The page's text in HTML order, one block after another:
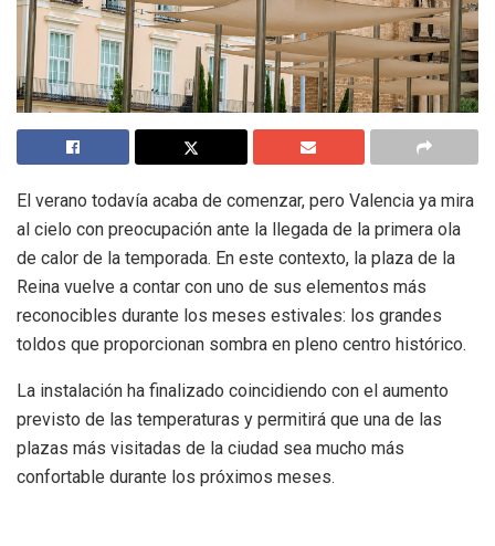
El verano todavía acaba de comenzar, pero Valencia ya mira
al cielo con preocupación ante la llegada de la primera ola
de calor de la temporada. En este contexto, la plaza de la
Reina vuelve a contar con uno de sus elementos más
reconocibles durante los meses estivales: los grandes
toldos que proporcionan sombra en pleno centro histórico.
La instalación ha finalizado coincidiendo con el aumento
previsto de las temperaturas y permitirá que una de las
plazas más visitadas de la ciudad sea mucho más
confortable durante los próximos meses.